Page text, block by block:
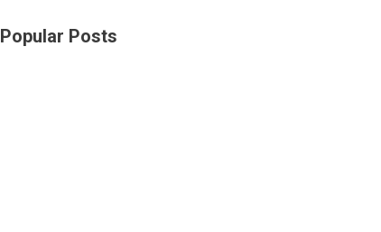
Popular Posts